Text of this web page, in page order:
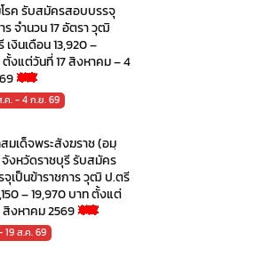
รค รับสมัครสอบบรรจุ
ร จำนวน 17 อัตรา วุฒิ
งินเดือน 13,920 –
ตั้งแต่วันที่ 17 สิงหาคม – 4
ค. - 4 ก.ย. 69
มเด็จพระสังฆราช (อมฺ
งหวัดราชบุรี รับสมัคร
เป็นข้าราชการ วุฒิ ป.ตรี
– 19,970 บาท ตั้งแต่
สิงหาคม 2569
ส.ค. 69